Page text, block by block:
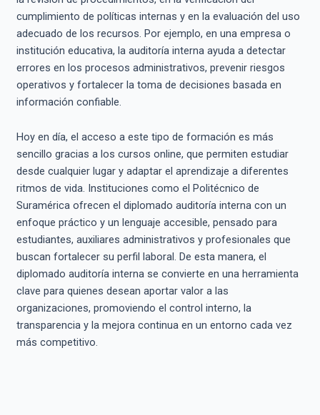
cumplimiento de políticas internas y en la evaluación del uso
adecuado de los recursos. Por ejemplo, en una empresa o
institución educativa, la auditoría interna ayuda a detectar
errores en los procesos administrativos, prevenir riesgos
operativos y fortalecer la toma de decisiones basada en
información confiable.
Hoy en día, el acceso a este tipo de formación es más
sencillo gracias a los cursos online, que permiten estudiar
desde cualquier lugar y adaptar el aprendizaje a diferentes
ritmos de vida. Instituciones como el Politécnico de
Suramérica ofrecen el diplomado auditoría interna con un
enfoque práctico y un lenguaje accesible, pensado para
estudiantes, auxiliares administrativos y profesionales que
buscan fortalecer su perfil laboral. De esta manera, el
diplomado auditoría interna se convierte en una herramienta
clave para quienes desean aportar valor a las
organizaciones, promoviendo el control interno, la
transparencia y la mejora continua en un entorno cada vez
más competitivo.